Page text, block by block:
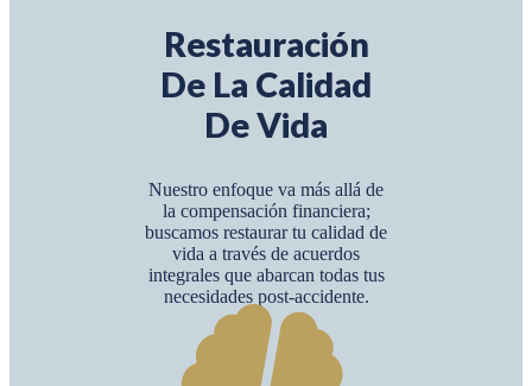
Restauración
De La Calidad
De Vida
Nuestro enfoque va más allá de
la compensación financiera;
buscamos restaurar tu calidad de
vida a través de acuerdos
integrales que abarcan todas tus
necesidades post-accidente.